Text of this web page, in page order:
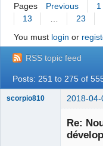
Login
Wiki
BugTracker
Videos
Manual 0.8_cs
Pages Previous 1
13
23
You must login or
RSS topic feed
Posts: 251 to 275 of
scorpio810 2018-
Re: